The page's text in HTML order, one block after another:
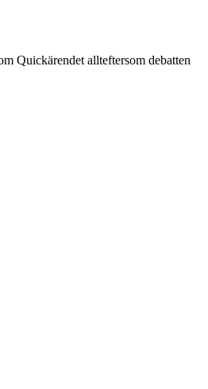
Quickärendet allteftersom debatten